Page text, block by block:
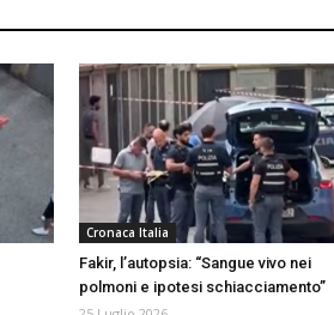
Cronaca Italia
Fakir, l’autopsia: “Sangue vivo nei
polmoni e ipotesi schiacciamento”